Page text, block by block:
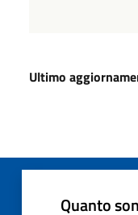
Ultimo
Quanto